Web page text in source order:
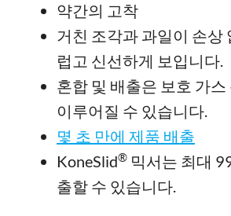
약간의 고착
거친 조각과 과일이 손상
럽고 신선하게 보입니다.
혼합 및 배출은 보호 가스
이루어질 수 있습니다.
몇 초 만에 제품 배출
KoneSlid® 믹서는 최대
출할 수 있습니다.